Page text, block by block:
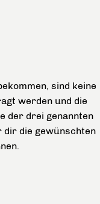
sind keine
werden und die
der drei genannten
dir die gewünschten